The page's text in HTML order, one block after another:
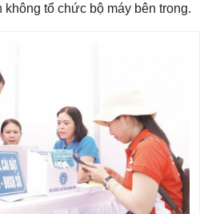
tổ chức bộ máy bên trong.